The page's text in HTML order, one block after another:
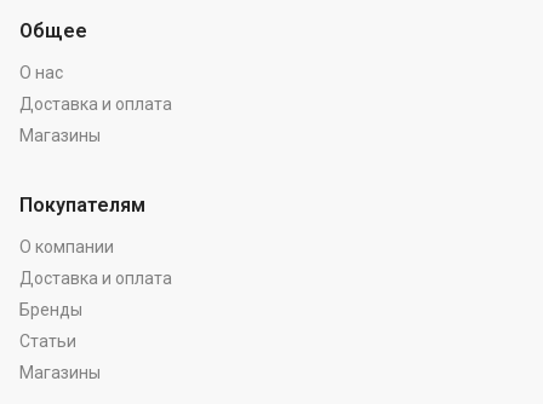
Общее
О нас
Доставка и оплата
Магазины
Покупателям
О компании
Доставка и оплата
Бренды
Статьи
Магазины